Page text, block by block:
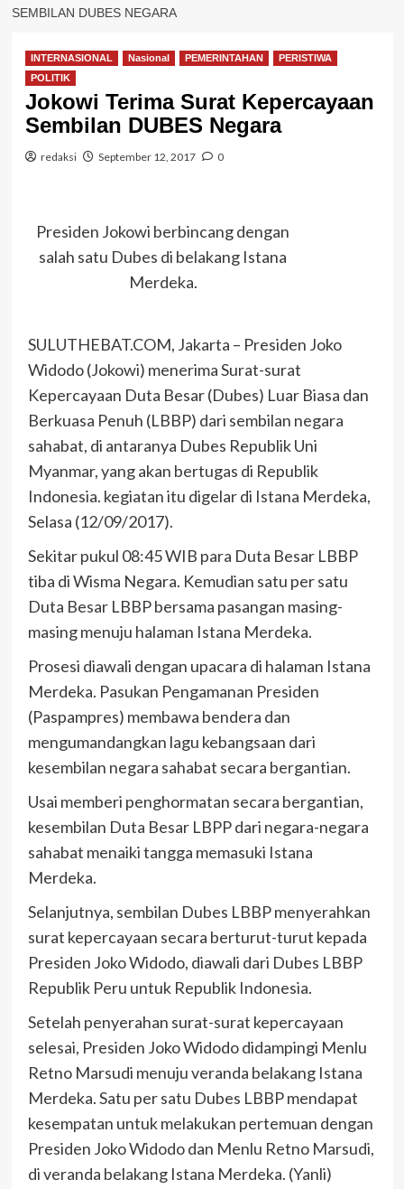
SEMBILAN DUBES NEGARA
INTERNASIONAL Nasional PEMERINTAHAN
PERISTIWA
POLITIK
Jokowi Terima Surat Kepercayaan
Sembilan DUBES Negara
redaksi September 12, 2017 0
Presiden Jokowi berbincang dengan
salah satu Dubes di belakang Istana
Merdeka.
SULUTHEBAT.COM, Jakarta – Presiden Joko
Widodo (Jokowi) menerima Surat-surat
Kepercayaan Duta Besar (Dubes) Luar Biasa dan
Berkuasa Penuh (LBBP) dari sembilan negara
sahabat, di antaranya Dubes Republik Uni
Myanmar, yang akan bertugas di Republik
Indonesia. kegiatan itu digelar di Istana Merdeka,
Selasa (12/09/2017).
Sekitar pukul 08:45 WIB para Duta Besar LBBP
tiba di Wisma Negara. Kemudian satu per satu
Duta Besar LBBP bersama pasangan masing-
masing menuju halaman Istana Merdeka.
Prosesi diawali dengan upacara di halaman Istana
Merdeka. Pasukan Pengamanan Presiden
(Paspampres) membawa bendera dan
mengumandangkan lagu kebangsaan dari
kesembilan negara sahabat secara bergantian.
Usai memberi penghormatan secara bergantian,
kesembilan Duta Besar LBPP dari negara-negara
sahabat menaiki tangga memasuki Istana
Merdeka.
Selanjutnya, sembilan Dubes LBBP menyerahkan
surat kepercayaan secara berturut-turut kepada
Presiden Joko Widodo, diawali dari Dubes LBBP
Republik Peru untuk Republik Indonesia.
Setelah penyerahan surat-surat kepercayaan
selesai, Presiden Joko Widodo didampingi Menlu
Retno Marsudi menuju veranda belakang Istana
Merdeka. Satu per satu Dubes LBBP mendapat
kesempatan untuk melakukan pertemuan dengan
Presiden Joko Widodo dan Menlu Retno Marsudi,
di veranda belakang Istana Merdeka. (Yanli)